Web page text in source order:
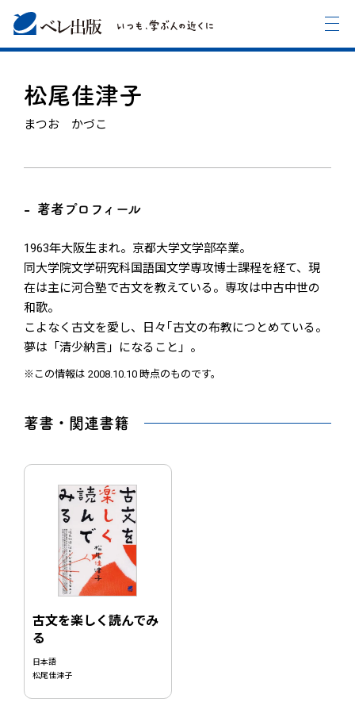
松尾佳津子
まつお かづこ
著者プロフィール
1963年大阪生まれ。京都大学文学部卒業。
同大学院文学研究科国語国文学専攻博士課程を経て、現
在は主に河合塾で古文を教えている。専攻は中古中世の
和歌。
こよなく古文を愛し、日々｢古文の布教につとめている。
夢は「清少納言」になること」。
※この情報は 2008.10.10 時点のものです。
著書・関連書籍
古文を楽しく読んでみ
る
日本語
松尾佳津子